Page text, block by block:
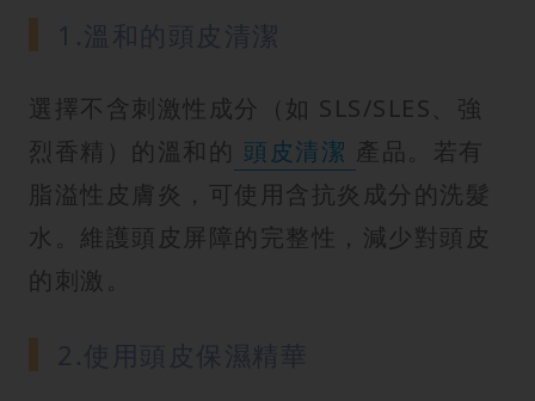
選擇不含刺激性成分（如 SLS/SLES、強
烈香精）的溫和的 頭皮清潔 產品。若有
脂溢性皮膚炎，可使用含抗炎成分的洗髮
水。維護頭皮屏障的完整性，減少對頭皮
的刺激。